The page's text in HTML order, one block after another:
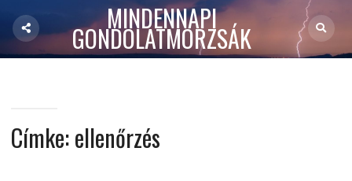
MINDENNAPI
GONDOLATMORZSÁK
Címke:ellenőrzés